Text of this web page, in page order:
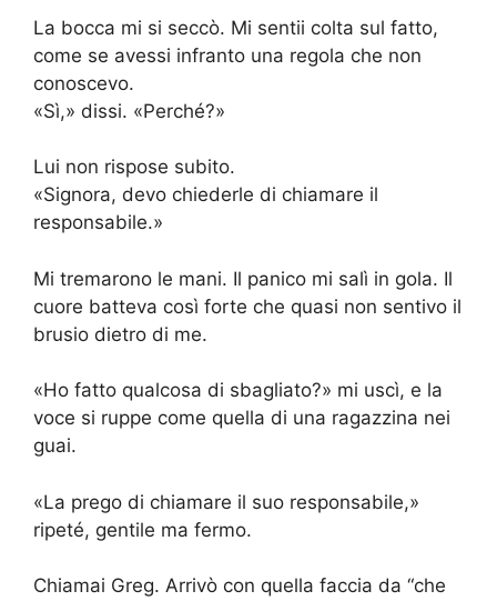
La bocca mi si seccò. Mi sentii colta sul fatto,
come se avessi infranto una regola che non
conoscevo.
«Sì,» dissi. «Perché?»
Lui non rispose subito.
«Signora, devo chiederle di chiamare il
responsabile.»
Mi tremarono le mani. Il panico mi salì in gola. Il
cuore batteva così forte che quasi non sentivo il
brusio dietro di me.
«Ho fatto qualcosa di sbagliato?» mi uscì, e la
voce si ruppe come quella di una ragazzina nei
guai.
«La prego di chiamare il suo responsabile,»
ripeté, gentile ma fermo.
Chiamai Greg. Arrivò con quella faccia da “che